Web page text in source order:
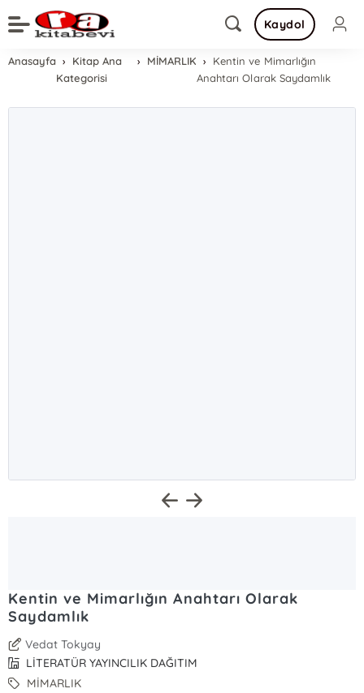
Kaydol
Anasayfa
Kitap Ana
Kategorisi
MİMARLIK
Kentin ve Mimarlığın
Anahtarı Olarak Saydamlık
Kentin ve Mimarlığın Anahtarı Olarak
Saydamlık
Vedat Tokyay
LİTERATÜR YAYINCILIK DAĞITIM
MİMARLIK